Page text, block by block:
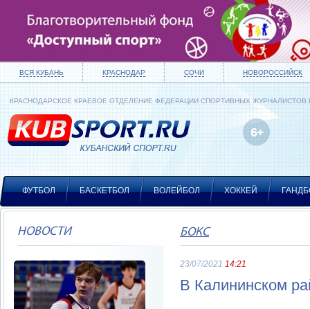
ВСЯ КУБАНЬ КРАСНОДАР СОЧИ НОВОРОССИЙСК
КРАСНОДАРСКОЕ КРАЕВОЕ ОТДЕЛЕНИЕ ФЕДЕРАЦИИ СПОРТИВНЫХ ЖУРНАЛИСТОВ
ФУТБОЛ БАСКЕТБОЛ ВОЛЕЙБОЛ ХОККЕЙ
НОВОСТИ БОКС
23/07/2021 14:21
В Калининском